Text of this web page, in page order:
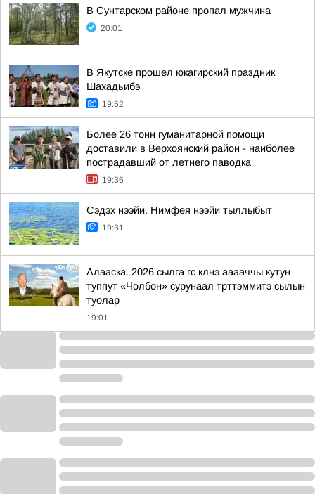
В Сунтарском районе пропал мужчина
20:01
В Якутске прошел юкагирский праздник
Шахадьибэ
19:52
Более 26 тонн гуманитарной помощи
доставили в Верхоянский район - наиболее
пострадавший от летнего паводка
19:36
Сэдэх нээйи. Нимфея нээйи тыллыбыт
19:31
Алааска. 2026 сылга гс клнэ ааааччы кутун
туппут «Чолбон» сурунаал трттэммитэ сылын
туолар
19:01